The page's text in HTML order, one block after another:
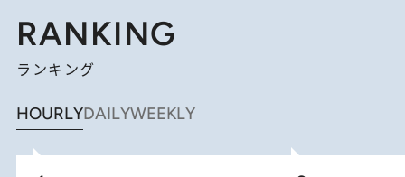
RANKING
ランキング
HOURLYDAILYWEEKLY